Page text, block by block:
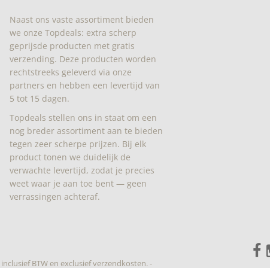
Naast ons vaste assortiment bieden
we onze Topdeals: extra scherp
geprijsde producten met gratis
verzending. Deze producten worden
rechtstreeks geleverd via onze
partners en hebben een levertijd van
5 tot 15 dagen.
Topdeals stellen ons in staat om een
nog breder assortiment aan te bieden
tegen zeer scherpe prijzen. Bij elk
product tonen we duidelijk de
verwachte levertijd, zodat je precies
weet waar je aan toe bent — geen
verrassingen achteraf.
BTW en exclusief verzendkosten. -